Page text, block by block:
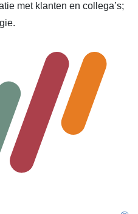
met klanten en collega’s;